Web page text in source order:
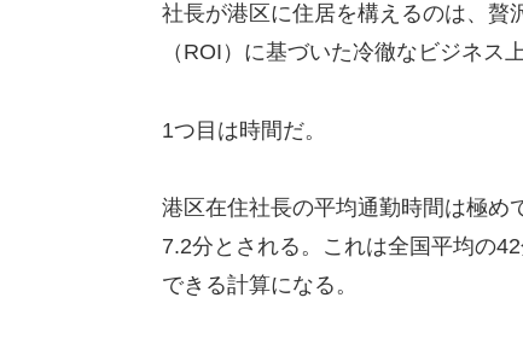
社長が港区に住居を構えるのは、贅
（ROI）に基づいた冷徹なビジネス
1つ目は時間だ。
港区在住社長の平均通勤時間は極め
7.2分とされる。これは全国平均の
できる計算になる。